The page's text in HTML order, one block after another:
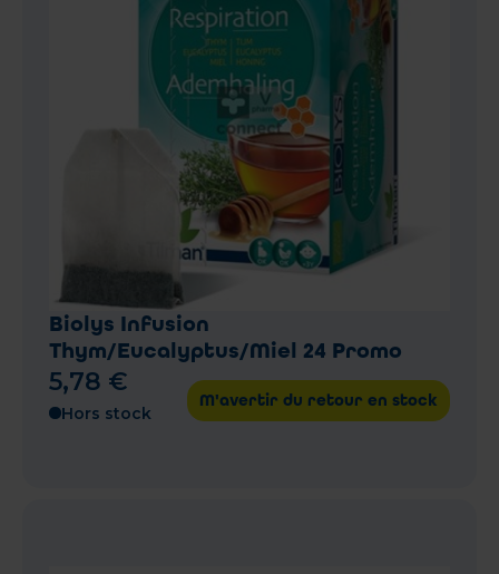
Biolys Infusion
Thym/Eucalyptus/Miel 24 Promo
5,78 €
Hors stock
M'avertir du retour en stock